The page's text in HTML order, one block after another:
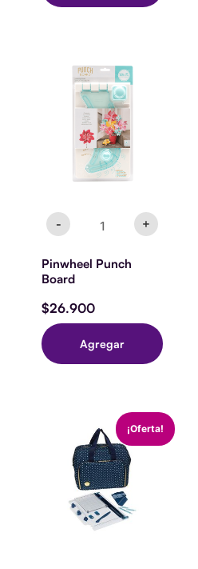
-
Punch
Board
cantidad
+
Pinwheel Punch
Board
$26.900
Agregar
¡Oferta!
Works
Edición
especial
incluye
Bolsa
cantidad
precio
original
era:
$89.900.
precio